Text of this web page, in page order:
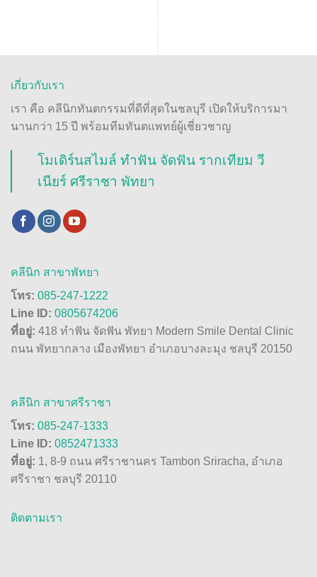
เกี่ยวกับเรา
เรา คือ คลีนิกทันตกรรมที่ดีที่สุดในชลบุรี เปิดให้บริการมา
นานกว่า 15 ปี พร้อมทีมทันตแพทย์ผู้เชี่ยวชาญ
โมเดิร์นสไมล์ ทำฟัน จัดฟัน รากเทียม วี
เนียร์ ศรีราชา พัทยา
คลีนิก สาขาพัทยา
โทร: 085-247-1222
Line ID: 0805674206
ที่อยู่: 418 ทำฟัน จัดฟัน พัทยา Modern Smile Dental Clinic
ถนน พัทยากลาง เมืองพัทยา อำเภอบางละมุง ชลบุรี 20150
คลีนิก สาขาศรีราชา
โทร: 085-247-1333
Line ID: 0852471333
ที่อยู่: 1, 8-9 ถนน ศรีราชานคร Tambon Sriracha, อำเภอ
ศรีราชา ชลบุรี 20110
ติดตามเรา